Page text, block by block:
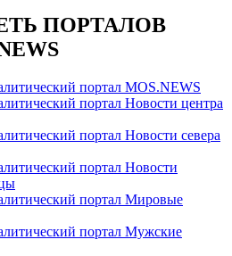
ПОРТАЛОВ
портал MOS.NEWS
портал Новости центра
портал Новости севера
портал Новости
портал Мировые
портал Мужские